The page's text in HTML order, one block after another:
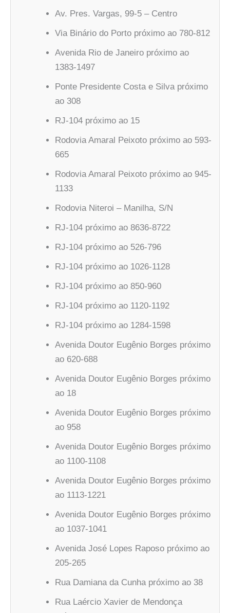
Av. Pres. Vargas, 99-5 – Centro
Via Binário do Porto próximo ao 780-812
Avenida Rio de Janeiro próximo ao
1383-1497
Ponte Presidente Costa e Silva próximo
ao 308
RJ-104 próximo ao 15
Rodovia Amaral Peixoto próximo ao 593-
665
Rodovia Amaral Peixoto próximo ao 945-
1133
Rodovia Niteroi – Manilha, S/N
RJ-104 próximo ao 8636-8722
RJ-104 próximo ao 526-796
RJ-104 próximo ao 1026-1128
RJ-104 próximo ao 850-960
RJ-104 próximo ao 1120-1192
RJ-104 próximo ao 1284-1598
Avenida Doutor Eugênio Borges próximo
ao 620-688
Avenida Doutor Eugênio Borges próximo
ao 18
Avenida Doutor Eugênio Borges próximo
ao 958
Avenida Doutor Eugênio Borges próximo
ao 1100-1108
Avenida Doutor Eugênio Borges próximo
ao 1113-1221
Avenida Doutor Eugênio Borges próximo
ao 1037-1041
Avenida José Lopes Raposo próximo ao
205-265
Rua Damiana da Cunha próximo ao 38
Rua Laércio Xavier de Mendonça